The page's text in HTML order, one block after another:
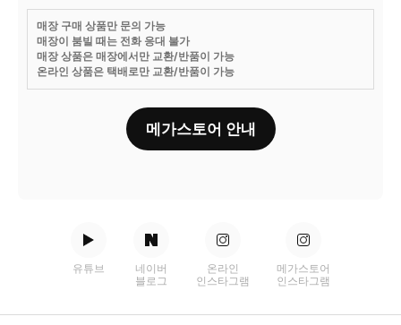
매장 구매 상품만 문의 가능
매장이 붐빌 때는 전화 응대 불가
매장 상품은 매장에서만 교환/반품이 가능
온라인 상품은 택배로만 교환/반품이 가능
메가스토어 안내
유튜브
네이버
블로그
온라인
인스타그램
메가스토어
인스타그램